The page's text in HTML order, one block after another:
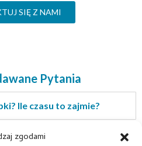
zgodami
SIĘ Z NAMI
Pytania
Ile czasu to zajmie?
logo na te towary?